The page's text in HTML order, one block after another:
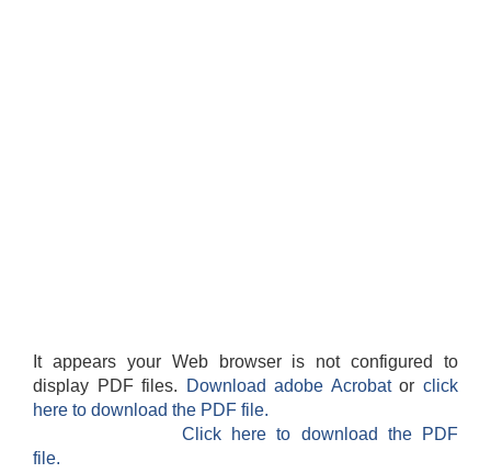
It appears your Web browser is not configured to
display PDF files.
Download adobe Acrobatorclick
here to download the PDF file.
Click here to download the PDF
file.